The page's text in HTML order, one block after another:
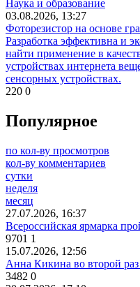
Наука и образование
03.08.2026, 13:27
Фоторезистор на основе
Разработка эффективна и
найти применение в
устройствах интернета
сенсорных устройствах.
220 0
Популярное
по кол-ву просмотров
кол-ву комментариев
сутки
неделя
месяц
27.07.2026, 16:37
Всероссийская ярмарка
9701 1
15.07.2026, 12:56
Анна Кикина во второй
3482 0